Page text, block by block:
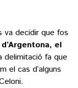
va decidir que fos
el
delimitació fa que
el cas d’alguns